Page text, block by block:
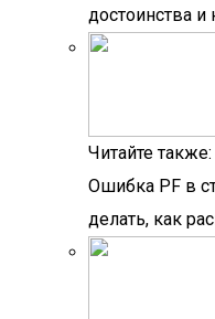
достоинства и
Читайте также:
Ошибка PF в
делать, как